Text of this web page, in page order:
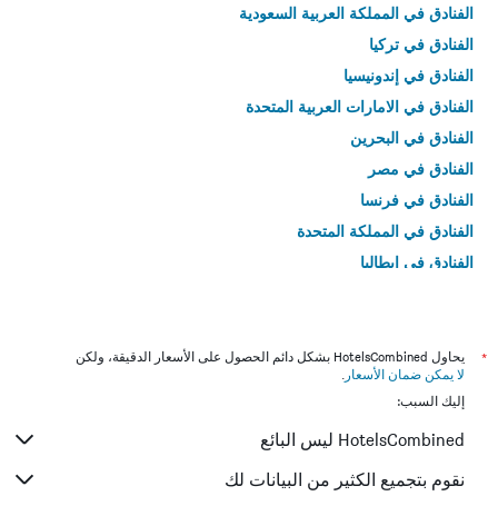
الفنادق في المملكة العربية السعودية
الفنادق في تركيا
الفنادق في إندونيسيا
الفنادق في الامارات العربية المتحدة
الفنادق في البحرين
الفنادق في مصر
الفنادق في فرنسا
الفنادق في المملكة المتحدة
الفنادق في إيطاليا
*
يحاول HotelsCombined بشكل دائم الحصول على الأسعار الدقيقة، ولكن
لا يمكن ضمان الأسعار .
إليك السبب:
HotelsCombined ليس البائع
نقوم بتجميع الكثير من البيانات لك